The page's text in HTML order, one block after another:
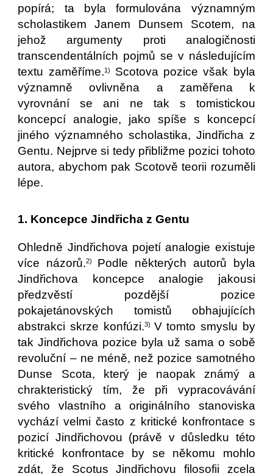
popírá; ta byla formulována významným
scholastikem Janem Dunsem Scotem, na
jehož argumenty proti analogičnosti
transcendentálních pojmů se v následujícím
textu zaměříme.1)
Scotova pozice však byla
významně ovlivněna a zaměřena k
vyrovnání se ani ne tak s tomistickou
koncepcí analogie, jako spíše s koncepcí
jiného významného scholastika, Jindřicha z
Gentu. Nejprve si tedy přibližme pozici tohoto
autora, abychom pak Scotově teorii rozuměli
lépe.
1. Koncepce Jindřicha z Gentu
Ohledně Jindřichova pojetí analogie existuje
více názorů.2) Podle některých autorů byla
Jindřichova koncepce analogie jakousi
předzvěstí pozdější pozice
pokajetánovských tomistů obhajujících
abstrakci skrze konfúzi.3) V tomto smyslu by
tak Jindřichova pozice byla už sama o sobě
revoluční – ne méně, než pozice samotného
Dunse Scota, který je naopak známý a
chrakteristický tím, že při vypracovávání
svého vlastního a originálního stanoviska
vychází velmi často z kritické konfrontace s
pozicí Jindřichovou (právě v důsledku této
kritické konfrontace by se někomu mohlo
zdát, že Scotus Jindřichovu filosofii zcela